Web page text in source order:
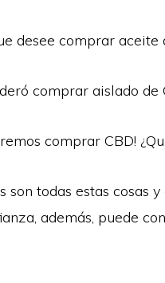
desee comprar
comprar aislado de
comprar CBD!
son todas estas cosas
además, puede